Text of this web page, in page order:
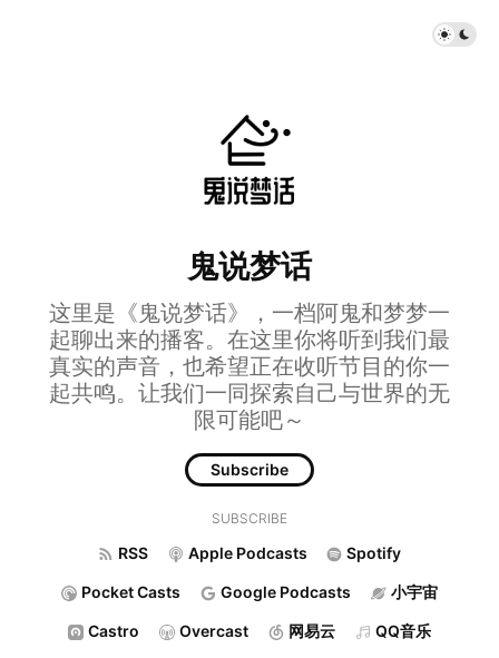
鬼说梦话
这里是《鬼说梦话》，一档阿鬼和梦梦一
起聊出来的播客。在这里你将听到我们最
真实的声音，也希望正在收听节目的你一
起共鸣。让我们一同探索自己与世界的无
限可能吧～
Subscribe
SUBSCRIBE
RSS Apple Podcasts Spotify
Pocket Casts Google Podcasts 小宇宙
Castro Overcast 网易云 QQ音乐